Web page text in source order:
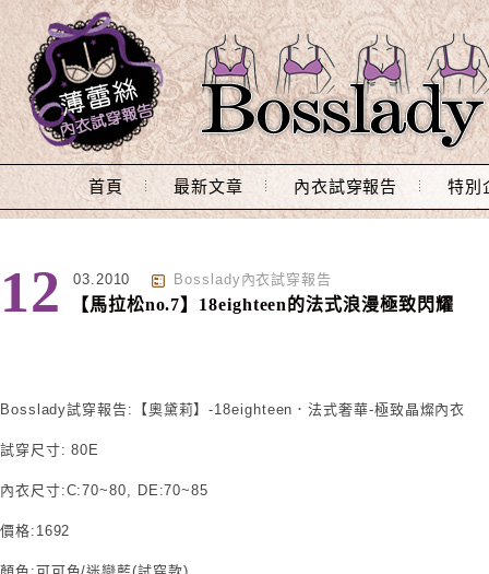
Main Menu
首頁 最新文章 內衣試穿報告 特別
12 03.2010 Bosslady內衣試穿報告
【馬拉松no.7】18eighteen的法式浪漫極致閃耀
Bosslady試穿報告:【奧黛莉】-18eighteen．法式奢華-極致晶燦內衣
試穿尺寸: 80E
內衣尺寸:C:70~80, DE:70~85
價格:1692